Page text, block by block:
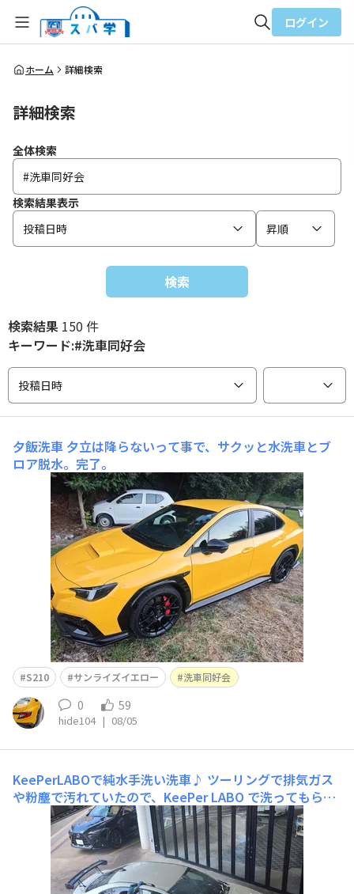
全体検索
ログイン
ホーム 詳細検索
詳細検索
全体検索
検索結果表示
投稿日時
昇順
検索
検索結果 150 件
キーワード:#洗車同好会
投稿日時
夕飯洗車 夕立は降らないって事で、サクッと水洗車とブ
ロア脱水。完了。
S210 サンライズイエロー 洗車同好会
0 59
hide104 | 08/05
KeePerLABOで純水手洗い洗車♪ ツーリングで排気ガス
や粉塵で汚れていたので、KeePer LABO で洗ってもらい
ました。キレイになってスッキリです！この時期のセルフ
洗車は下手したら私たちの世代には自殺行為にもなりかね
ませんので、プロにおまかせしました。ホイールまでピカ
ピカにしてもらって、たったの35分！やっぱり素人には
真似できま